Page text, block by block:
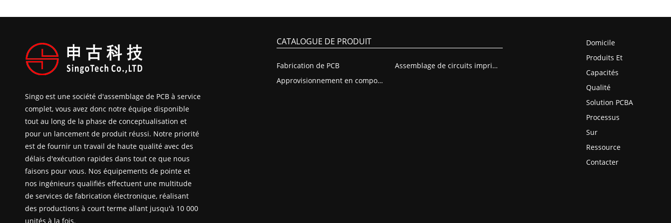
Singo est une société d'assemblage de PCB à service
complet, vous avez donc notre équipe disponible
tout au long de la phase de conceptualisation et
pour un lancement de produit réussi. Notre priorité
est de fournir un travail de haute qualité avec des
délais d'exécution rapides dans tout ce que nous
faisons pour vous. Nos équipements de pointe et
nos ingénieurs qualifiés effectuent une multitude
de services de fabrication électronique, réalisant
des productions à court terme allant jusqu'à 10 000
unités à la fois.
CATALOGUE DE PRODUIT
Fabrication de PCB
Assemblage de circuits imprimés
Approvisionnement en composants PCB
Domicile
Produits Et
Capacités
Qualité
Solution PCBA
Processus
Sur
Ressource
Contacter